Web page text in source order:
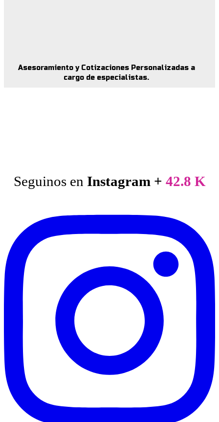
Asesoramiento y Cotizaciones Personalizadas a
cargo de especialistas.
Seguinos en Instagram + 42.8 K